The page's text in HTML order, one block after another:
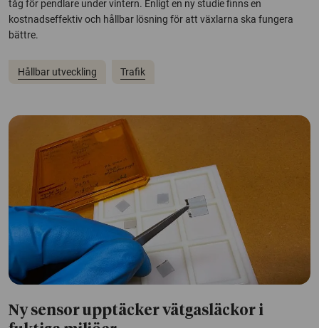
tåg för pendlare under vintern. Enligt en ny studie finns en
kostnadseffektiv och hållbar lösning för att växlarna ska fungera
bättre.
Hållbar utveckling Trafik
Ny sensor upptäcker vätgasläckor i